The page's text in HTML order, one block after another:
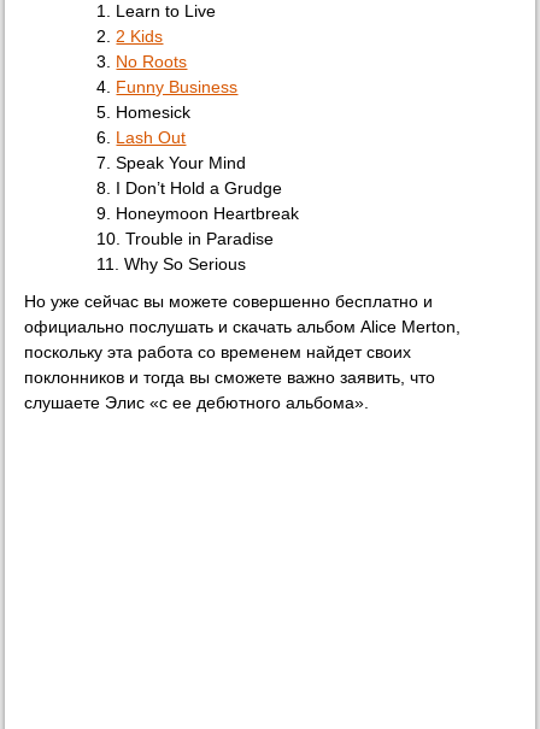
1. Learn to Live
2. 2 Kids
3. No Roots
4. Funny Business
5. Homesick
6. Lash Out
7. Speak Your Mind
8. I Don’t Hold a Grudge
9. Honeymoon Heartbreak
10. Trouble in Paradise
11. Why So Serious
Но уже сейчас вы можете совершенно бесплатно и
официально послушать и скачать альбом Alice Merton,
поскольку эта работа со временем найдет своих
поклонников и тогда вы сможете важно заявить, что
слушаете Элис «с ее дебютного альбома».